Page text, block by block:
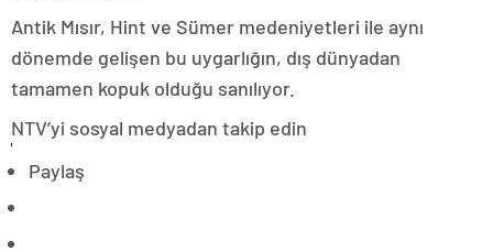
Antik Mısır, Hint ve Sümer medeniyetleri ile aynı
dönemde gelişen bu uygarlığın, dış dünyadan
tamamen kopuk olduğu sanılıyor.
NTV’yi sosyal medyadan takip edin
Paylaş